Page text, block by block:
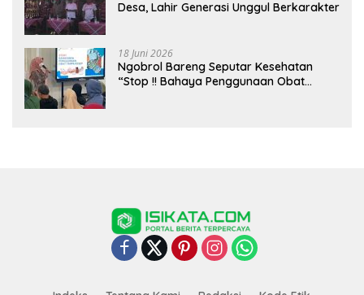
Desa, Lahir Generasi Unggul Berkarakter
18 Juni 2026
Ngobrol Bareng Seputar Kesehatan
“Stop !! Bahaya Penggunaan Obat